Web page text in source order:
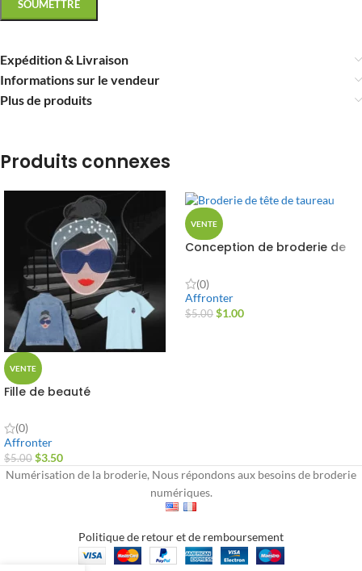
Expédition & Livraison
Informations sur le vendeur
Plus de produits
Produits connexes
VENTE
Fille de beauté
(0)
Affronter
$5.00 $3.50
VENTE
Conception de broderie de
(0)
Affronter
$5.00 $1.00
Numérisation de la broderie, Nous répondons aux besoins de broderie
numériques.
Politique de retour et de remboursement